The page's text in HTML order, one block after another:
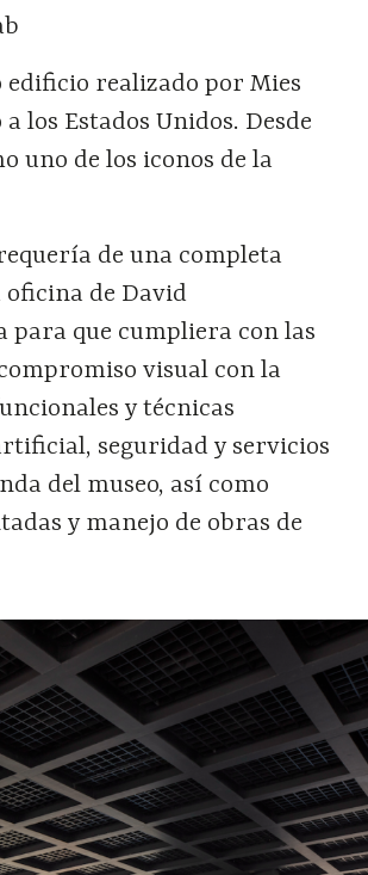
edificio realizado por Mies
los Estados Unidos. Desde
uno de los iconos de la
de una completa
de David
para que cumpliera con las
visual con la
y técnicas
seguridad y servicios
del museo, así como
y manejo de obras de